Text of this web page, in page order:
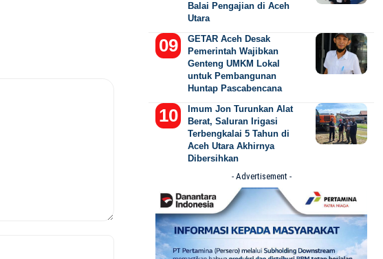
Balai Pengajian di Aceh
Utara
GETAR Aceh Desak
Pemerintah Wajibkan
Genteng UMKM Lokal
untuk Pembangunan
Huntap Pascabencana
Imum Jon Turunkan Alat
Berat, Saluran Irigasi
Terbengkalai 5 Tahun di
Aceh Utara Akhirnya
Dibersihkan
- Advertisement -